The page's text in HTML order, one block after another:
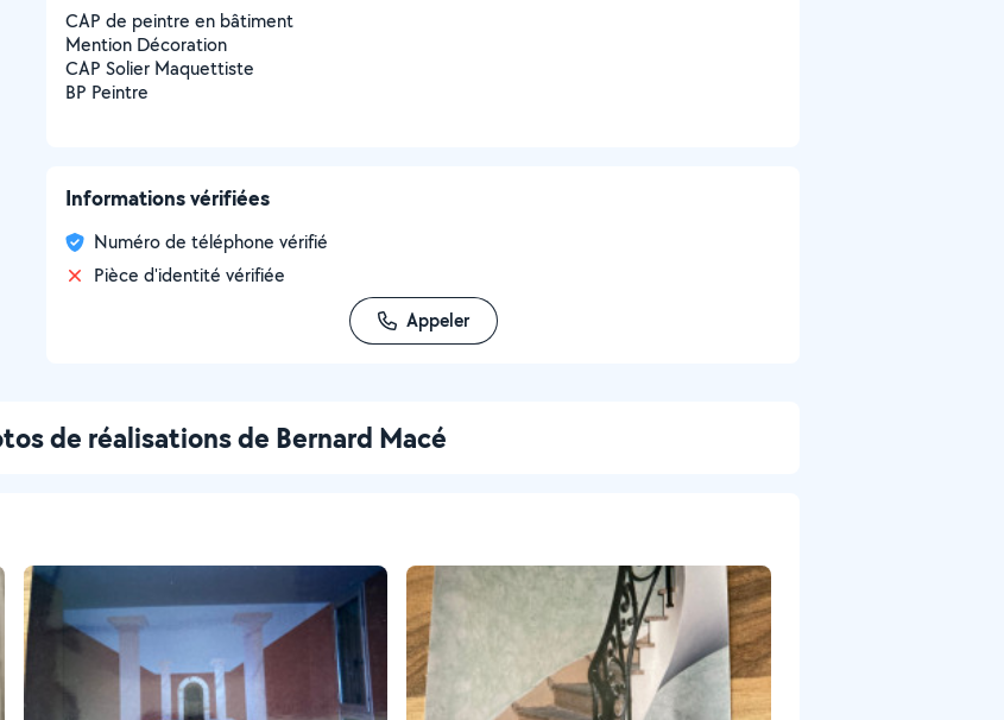
CAP de peintre en bâtiment
Mention Décoration
CAP Solier Maquettiste
BP Peintre
Informations vérifiées
Numéro de téléphone vérifié
Pièce d'identité vérifiée
Appeler
de réalisations de Bernard Macé